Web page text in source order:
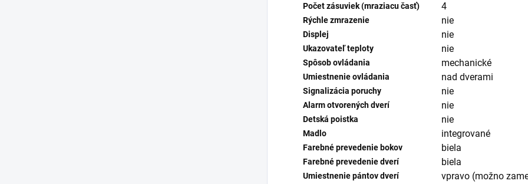
Počet zásuviek (mraziacu časť) 4
Rýchle zmrazenie nie
Displej nie
Ukazovateľ teploty nie
Spôsob ovládania mechanické
Umiestnenie ovládania nad dverami
Signalizácia poruchy nie
Alarm otvorených dverí nie
Detská poistka nie
Madlo integrované
Farebné prevedenie bokov biela
Farebné prevedenie dverí biela
Umiestnenie pántov dverí vpravo (možno